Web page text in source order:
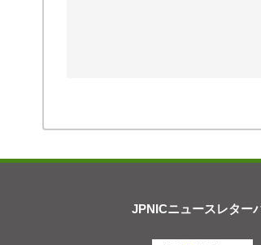
JPNICニュースレター